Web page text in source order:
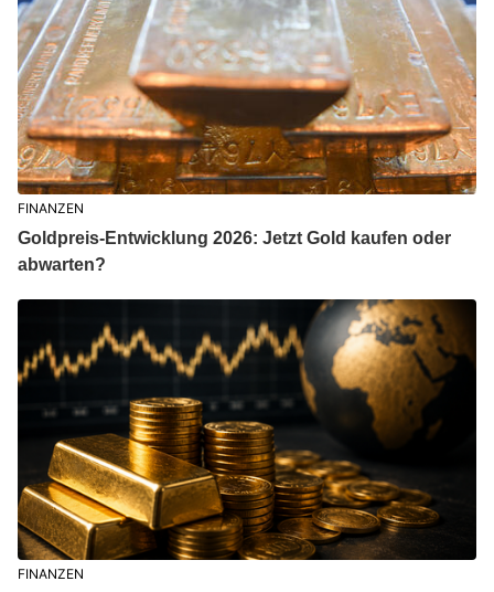
FINANZEN
Goldpreis-Entwicklung 2026: Jetzt Gold kaufen oder
abwarten?
FINANZEN